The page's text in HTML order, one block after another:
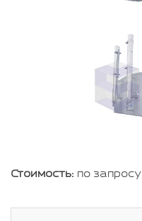
Стоимость: по запросу